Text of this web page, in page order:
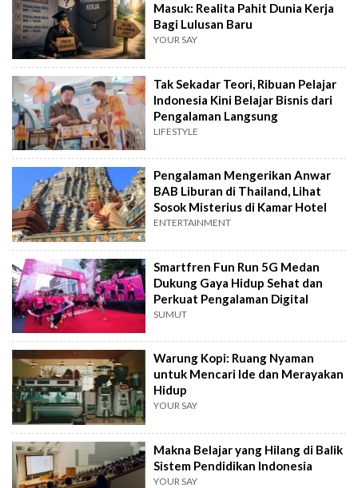
Masuk: Realita Pahit Dunia Kerja
Bagi Lulusan Baru
YOUR SAY
Tak Sekadar Teori, Ribuan Pelajar
Indonesia Kini Belajar Bisnis dari
Pengalaman Langsung
LIFESTYLE
Pengalaman Mengerikan Anwar
BAB Liburan di Thailand, Lihat
Sosok Misterius di Kamar Hotel
ENTERTAINMENT
Smartfren Fun Run 5G Medan
Dukung Gaya Hidup Sehat dan
Perkuat Pengalaman Digital
SUMUT
Warung Kopi: Ruang Nyaman
untuk Mencari Ide dan Merayakan
Hidup
YOUR SAY
Makna Belajar yang Hilang di Balik
Sistem Pendidikan Indonesia
YOUR SAY